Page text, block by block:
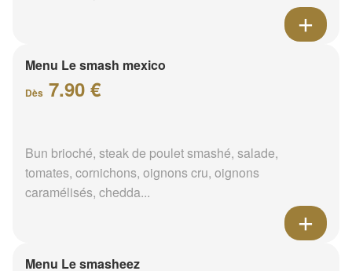
Menu Le smash mexico
Dès 7.90 €
Bun brioché, steak de poulet smashé, salade,
tomates, cornichons, oignons cru, oignons
caramélisés, chedda...
Menu Le smasheez